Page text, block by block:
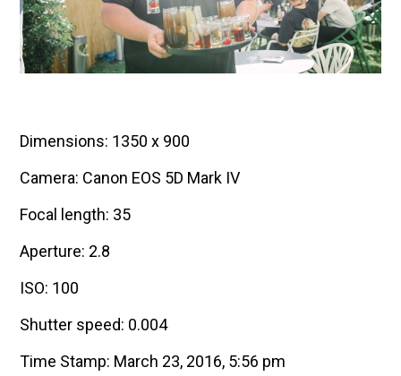
Dimensions: 1350 x 900
Camera: Canon EOS 5D Mark IV
Focal length: 35
Aperture: 2.8
ISO: 100
Shutter speed: 0.004
Time Stamp: March 23, 2016, 5:56 pm